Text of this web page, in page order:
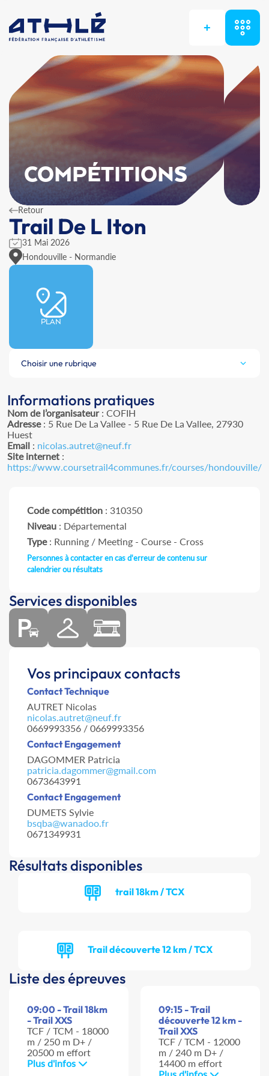
+
COMPÉTITIONS
Retour
Trail De L Iton
31 Mai 2026
Hondouville - Normandie
PLAN
Choisir une rubrique
Informations pratiques
Nom de l’organisateur: COFIH
Adresse: 5 Rue De La Vallee - 5 Rue De La Vallee, 27930
Huest
Email : nicolas.autret@neuf.fr
Site internet :
https://www.coursetrail4communes.fr/courses/hondouville/
Code compétition : 310350
Niveau : Départemental
Type: Running / Meeting - Course - Cross
Personnes à contacter en cas d'erreur de contenu sur
calendrier ou résultats
Services disponibles
Vos principaux contacts
Contact Technique
AUTRET Nicolas
nicolas.autret@neuf.fr
0669993356 / 0669993356
Contact Engagement
DAGOMMER Patricia
patricia.dagommer@gmail.com
0673643991
Contact Engagement
DUMETS Sylvie
bsqba@wanadoo.fr
0671349931
Résultats disponibles
trail 18km / TCX
Trail découverte 12 km / TCX
Liste des épreuves
09:00 - Trail 18km
- Trail XXS
TCF / TCM - 18000
m / 250 m D+ /
20500 m effort
Plus d'infos
09:15 - Trail
découverte 12 km -
Trail XXS
TCF / TCM - 12000
m / 240 m D+ /
14400 m effort